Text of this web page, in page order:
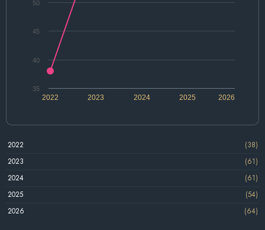
2025
2022 2023 2024 2026
35
40
45
50
2022
(38)
2023
(61)
2024
(61)
2025
(54)
2026
(64)